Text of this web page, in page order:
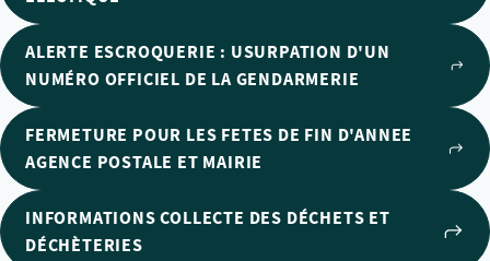
ALERTE ESCROQUERIE : USURPATION D'UN
NUMÉRO OFFICIEL DE LA GENDARMERIE
FERMETURE POUR LES FETES DE FIN D'ANNEE
AGENCE POSTALE ET MAIRIE
INFORMATIONS COLLECTE DES DÉCHETS ET
DÉCHÈTERIES